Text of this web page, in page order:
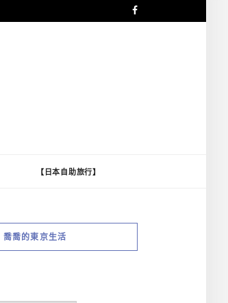
【日本自助旅行】
喬喬的東京生活